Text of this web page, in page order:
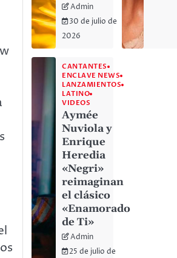
Admin
30 de julio de
2026
CANTANTES
ENCLAVE NEWS
LANZAMIENTOS
LATINO
VIDEOS
Aymée
Nuviola y
Enrique
Heredia
«Negri»
reimaginan
el clásico
«Enamorado
de Ti»
Admin
25 de julio de